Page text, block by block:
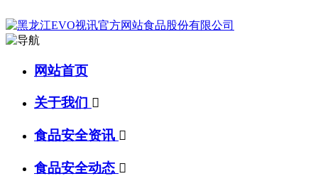
网站首页
关于我们 
食品安全资讯 
食品安全动态 